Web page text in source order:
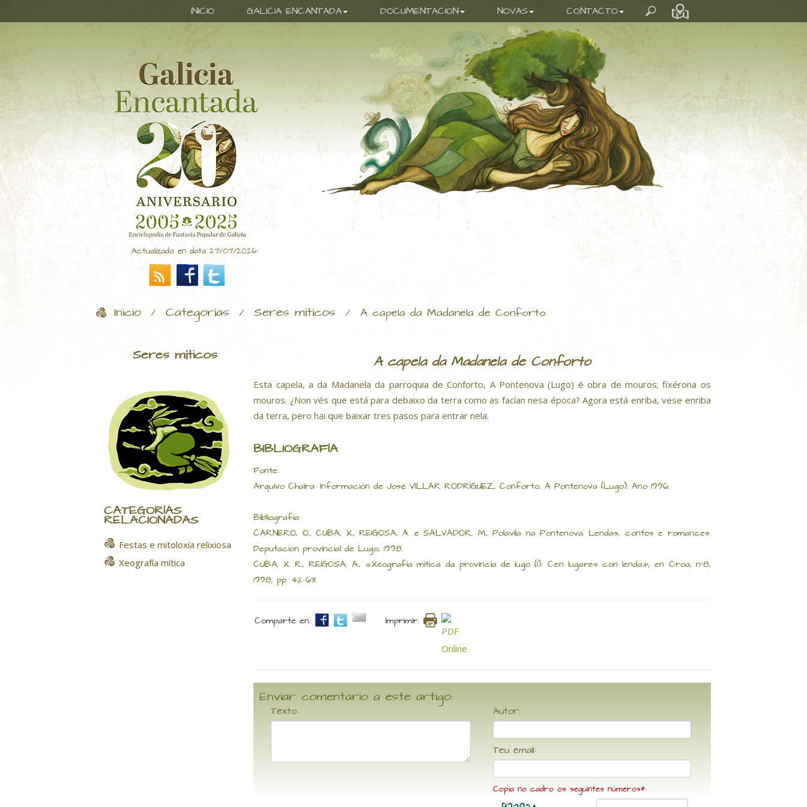
INICIO GALICIA ENCANTADA DOCUMENTACION NOVAS CONTACTO
Actualizado en data 27/07/2026
Inicio / Categorías / Seres míticos / A capela da Madanela de Conforto
Seres míticos
CATEGORÍAS
RELACIONADAS
Festas e mitoloxía relixiosa
Xeografía mítica
A capela da Madanela de Conforto
Esta capela, a da Madanela da parroquia de Conforto, A Pontenova (Lugo) é obra de mouros; fixérona os
mouros. ¿Non vés que está para debaixo da terra como as facían nesa época? Agora está enriba, vese enriba
da terra, pero hai que baixar tres pasos para entrar nela.
BIBLIOGRAFÍA
Fonte:
Arquivo Chaira: Información de José VILLAR RODRÍGUEZ, Conforto, A Pontenova (Lugo). Ano 1996.
Bibliografía:
CARNERO, O., CUBA, X., REIGOSA, A. e SALVADOR, M., Polavila na Pontenova. Lendas, contos e romances.
Deputación provincial de Lugo, 1998.
CUBA, X. R., REIGOSA, A., «Xeografía mítica da provincia de lugo (I): Cen lugares con lenda», en Croa, nº8,
1998, pp. 42-63.
Comparte en. Imprimir.
Enviar comentario a este artigo:
Texto: Autor:
Teu email:
Copia no cadro os seguintes números*: